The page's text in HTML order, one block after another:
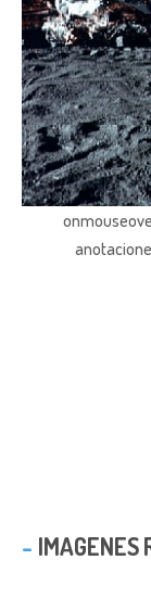
IMAGENES